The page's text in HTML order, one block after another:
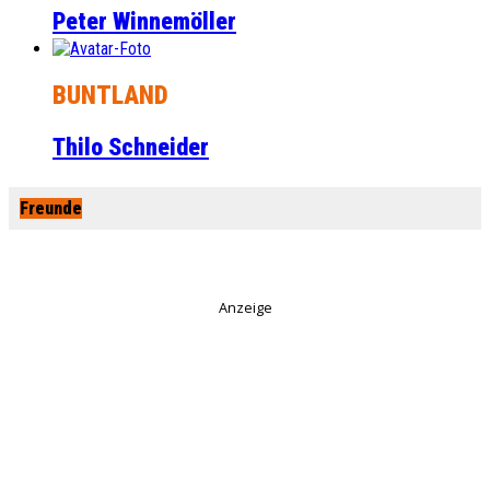
Peter Winnemöller
BUNTLAND
Thilo Schneider
Freunde
Anzeige